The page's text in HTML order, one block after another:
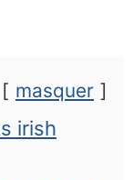
masquer
irish